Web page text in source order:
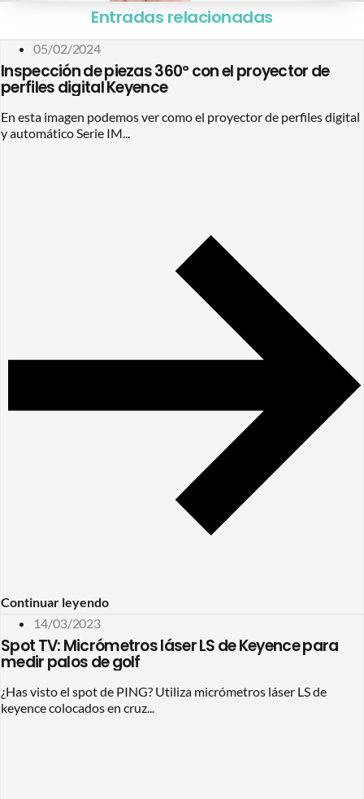
Entradas relacionadas
05/02/2024
Inspección de piezas 360º con el proyector de
perfiles digital Keyence
En esta imagen podemos ver como el proyector de perfiles digital
y automático Serie IM...
Continuar leyendo
14/03/2023
Spot TV: Micrómetros láser LS de Keyence para
medir palos de golf
¿Has visto el spot de PING? Utiliza micrómetros láser LS de
keyence colocados en cruz...